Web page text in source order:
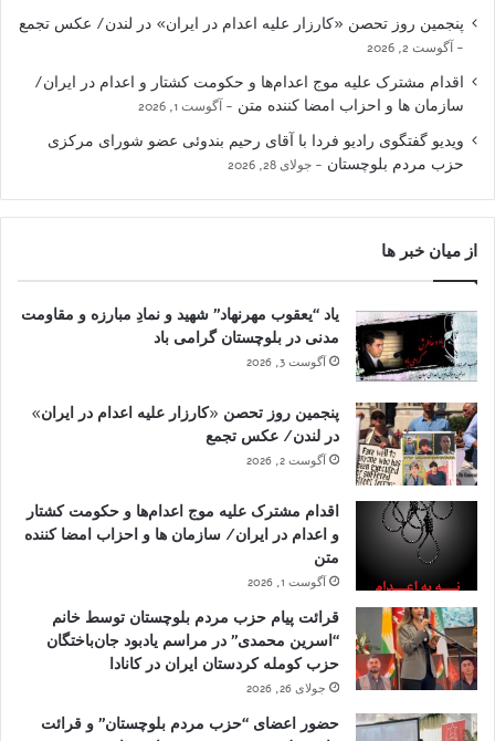
پنجمین روز تحصن «کارزار علیه اعدام در ایران» در لندن/ عکس تجمع
آگوست 2, 2026
اقدام مشترک علیه موج اعدام‌ها و حکومت کشتار و اعدام در ایران/
سازمان ها و احزاب امضا کننده متن
آگوست 1, 2026
ویدیو گفتگوی رادیو فردا با آقای رحیم بندوئی عضو شورای مرکزی
حزب مردم بلوچستان
جولای 28, 2026
از میان خبر ها
یاد “یعقوب مهرنهاد” شهید و نمادِ مبارزه و مقاومت
مدنی در بلوچستان گرامی باد
آگوست 3, 2026
پنجمین روز تحصن «کارزار علیه اعدام در ایران»
در لندن/ عکس تجمع
آگوست 2, 2026
اقدام مشترک علیه موج اعدام‌ها و حکومت کشتار
و اعدام در ایران/ سازمان ها و احزاب امضا کننده
متن
آگوست 1, 2026
قرائت پیام حزب مردم بلوچستان توسط خانم
“اسرین محمدی” در مراسم یادبود جان‌باختگان
حزب کومله کردستان ایران در کانادا
جولای 26, 2026
حضور اعضای “حزب مردم بلوچستان” و قرائت